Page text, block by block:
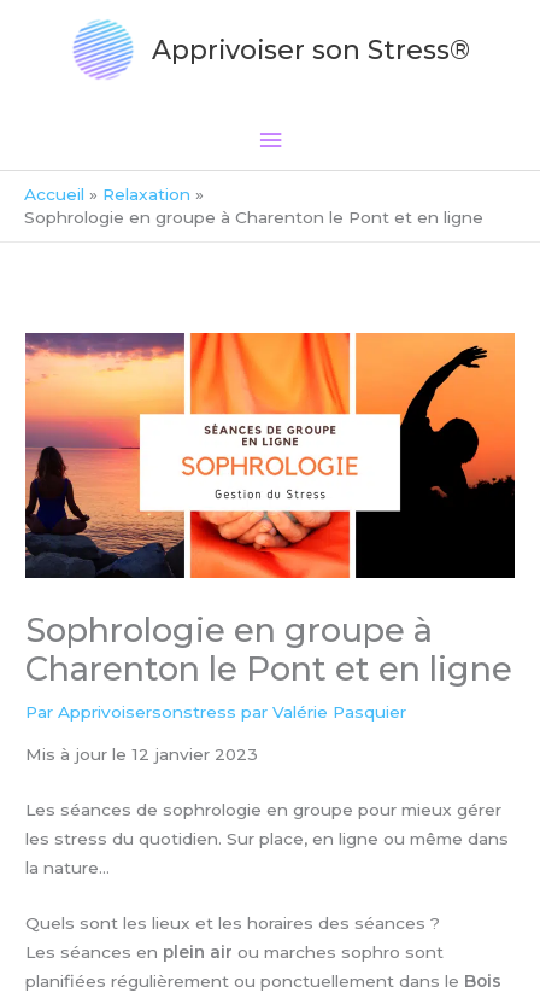
Apprivoiser son Stress®
Accueil
Relaxation
Sophrologie en groupe à Charenton le Pont et en ligne
Sophrologie en groupe à
Charenton le Pont et en ligne
ParApprivoisersonstress par Valérie Pasquier
Mis à jour le 12 janvier 2023
Les séances de sophrologie en groupe pour mieux gérer
les stress du quotidien. Sur place, en ligne ou même dans
la nature…
Quels sont les lieux et les horaires des séances ?
Les séances en plein air ou marches sophro sont
planifiées régulièrement ou ponctuellement dans le Bois